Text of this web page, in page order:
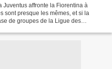
Juventus affronte la Fiorentina à
sont presque les mêmes, et si la
de groupes de la Ligue des